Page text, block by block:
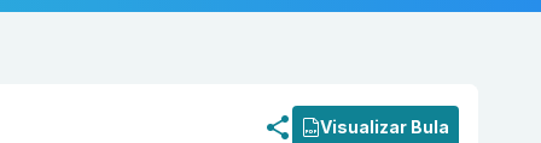
Visualizar Bula